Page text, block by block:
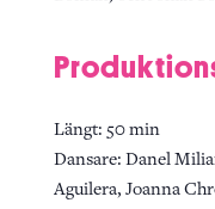
Längt: 50 min
Dansare: Danel
Aguilera, Joanna